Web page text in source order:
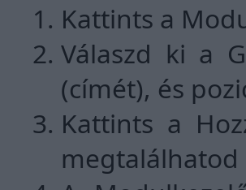
Kattints a
Válaszd ki a
(címét), és
Kattints a